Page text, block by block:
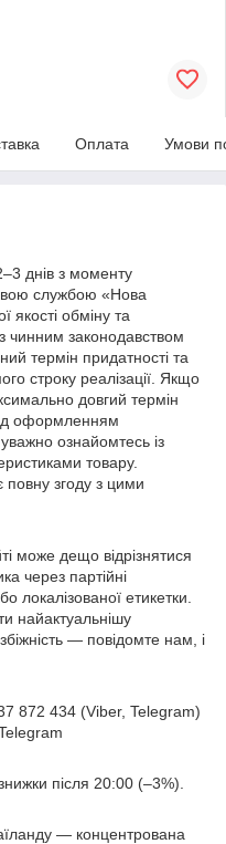
Оплата Умови
днів з моменту
службою «Нова
якості обміну та
чинним законодавством
термін придатності та
строку реалізації. Якщо
довгий термін
оформленням
ознайомтесь із
товару.
згоду з цими
може дещо відрізнятися
через партійні
локалізованої етикетки.
найактуальнішу
— повідомте нам, і
872 434 (Viber, Telegram)
після 20:00 (–3%).
— концентрована